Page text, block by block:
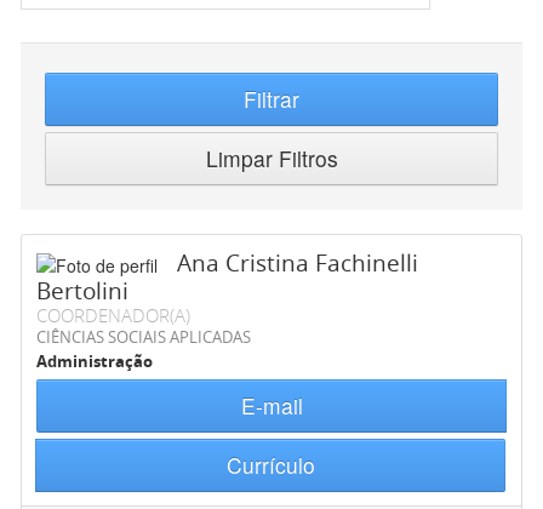
Filtrar
Limpar Filtros
Ana Cristina Fachinelli
Bertolini
COORDENADOR(A)
CIÊNCIAS SOCIAIS APLICADAS
Administração
E-mail
Currículo